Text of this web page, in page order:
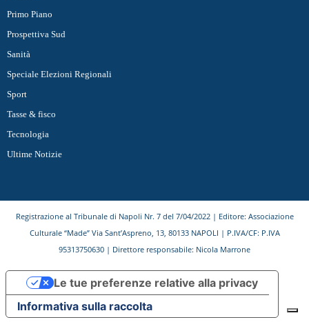
Primo Piano
Prospettiva Sud
Sanità
Speciale Elezioni Regionali
Sport
Tasse & fisco
Tecnologia
Ultime Notizie
Registrazione al Tribunale di Napoli Nr. 7 del 7/04/2022 | Editore: Associazione
Culturale “Made” Via Sant’Aspreno, 13, 80133 NAPOLI | P.IVA/CF: P.IVA
95313750630 | Direttore responsabile: Nicola Marrone
Informativa sulla raccolta
Le tue preferenze relative alla privacy